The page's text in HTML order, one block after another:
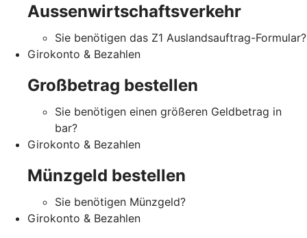
Aussenwirtschaftsverkehr
Sie benötigen das Z1 Auslandsauftrag-Formular?
Girokonto & Bezahlen
Großbetrag bestellen
Sie benötigen einen größeren Geldbetrag in
bar?
Girokonto & Bezahlen
Münzgeld bestellen
Sie benötigen Münzgeld?
Girokonto & Bezahlen